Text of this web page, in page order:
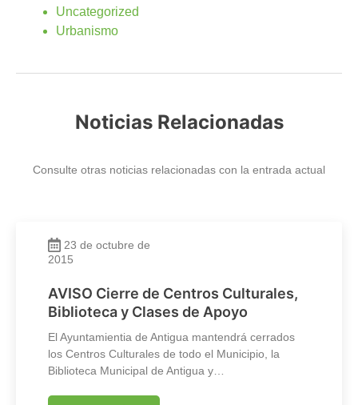
Uncategorized
Urbanismo
Noticias Relacionadas
Consulte otras noticias relacionadas con la entrada actual
23 de octubre de
2015
AVISO Cierre de Centros Culturales,
Biblioteca y Clases de Apoyo
El Ayuntamientia de Antigua mantendrá cerrados
los Centros Culturales de todo el Municipio, la
Biblioteca Municipal de Antigua y…